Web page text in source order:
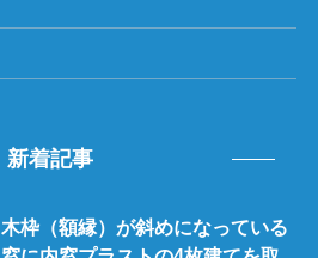
新着記事
木枠（額縁）が斜めになっている